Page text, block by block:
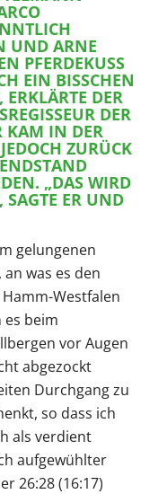
BÜ
DI
ARNE HA
ER
BISSCHEN ST
DER 26
DER FA
IN DER EN
ZURÜCK UN
DA
„DAS WIRD EI
ER UND SC
gelungenen
was es den
Westfalen
beim
vor Augen
abgezockt
Durchgang zu
so dass ich
als verdient
aufgewühlter
26:28 (16:17)